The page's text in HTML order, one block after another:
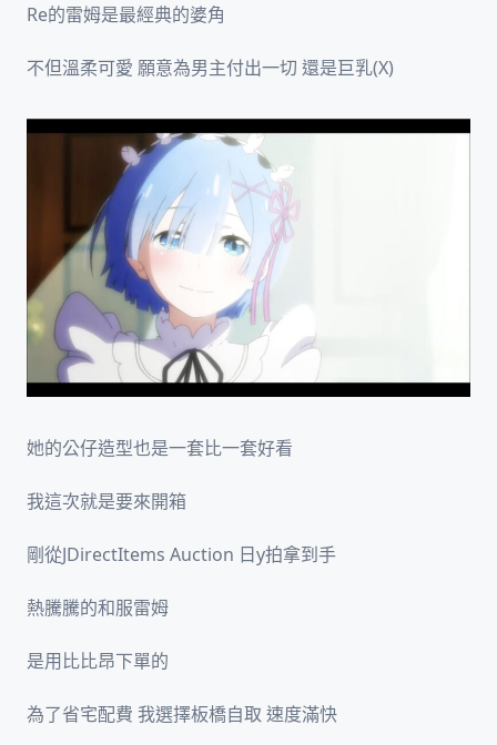
Re的雷姆是最經典的婆角
不但溫柔可愛 願意為男主付出一切 還是巨乳(X)
她的公仔造型也是一套比一套好看
我這次就是要來開箱
剛從JDirectItems Auction 日y拍拿到手
熱騰騰的和服雷姆
是用比比昂下單的
為了省宅配費 我選擇板橋自取 速度滿快